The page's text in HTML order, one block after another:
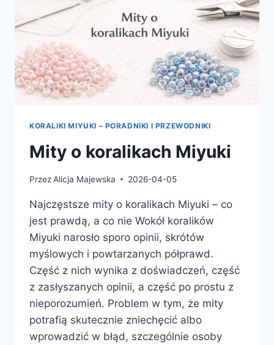
KORALIKI MIYUKI – PORADNIKI I PRZEWODNIKI
Mity o koralikach Miyuki
PrzezAlicja Majewska 2026-04-05
Najczęstsze mity o koralikach Miyuki – co
jest prawdą, a co nie Wokół koralików
Miyuki narosło sporo opinii, skrótów
myślowych i powtarzanych półprawd.
Część z nich wynika z doświadczeń, część
z zasłyszanych opinii, a część po prostu z
nieporozumień. Problem w tym, że mity
potrafią skutecznie zniechęcić albo
wprowadzić w błąd, szczególnie osoby